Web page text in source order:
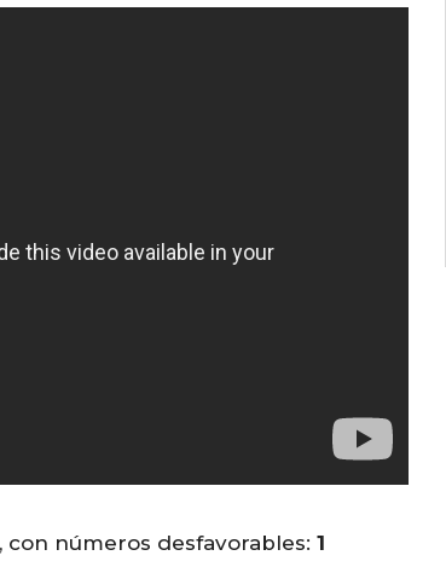
números desfavorables: 1